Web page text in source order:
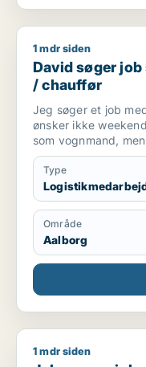
David søger job
1 mdr siden
David søger
/ chauffør
Jeg søger et job
ønsker ikke
som vognmand,
ønsker heller ikke
Type
Område
Aalborg
John søger job som
1 mdr siden